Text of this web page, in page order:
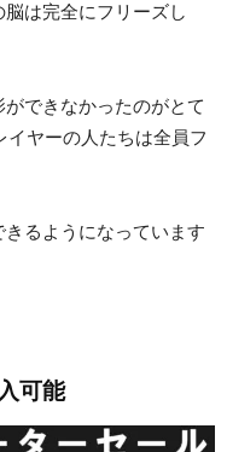
は完全にフリーズし
できなかったのがとて
イヤーの人たちは全員フ
るようになっています
可能